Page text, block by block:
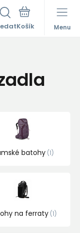
Menu
batohy 1
na ferraty 1